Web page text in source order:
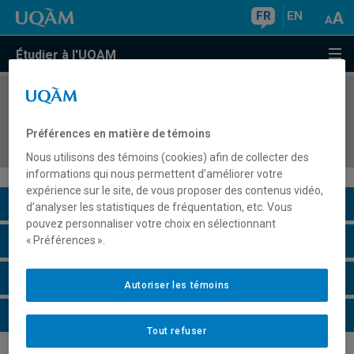
FR EN
Étudier à l'UQAM
COURS//
langues
Description du cours
Horaire - Été 2026
Horaire - Automne 2026
Horaire - Hiver 2027
Préférences en matière de témoins
Nous utilisons des témoins (cookies) afin de collecter des
informations qui nous permettent d’améliorer votre
expérience sur le site, de vous proposer des contenus vidéo,
d’analyser les statistiques de fréquentation, etc. Vous
pouvez personnaliser votre choix en sélectionnant
« Préférences ».
Tout refuser
Autoriser les témoins